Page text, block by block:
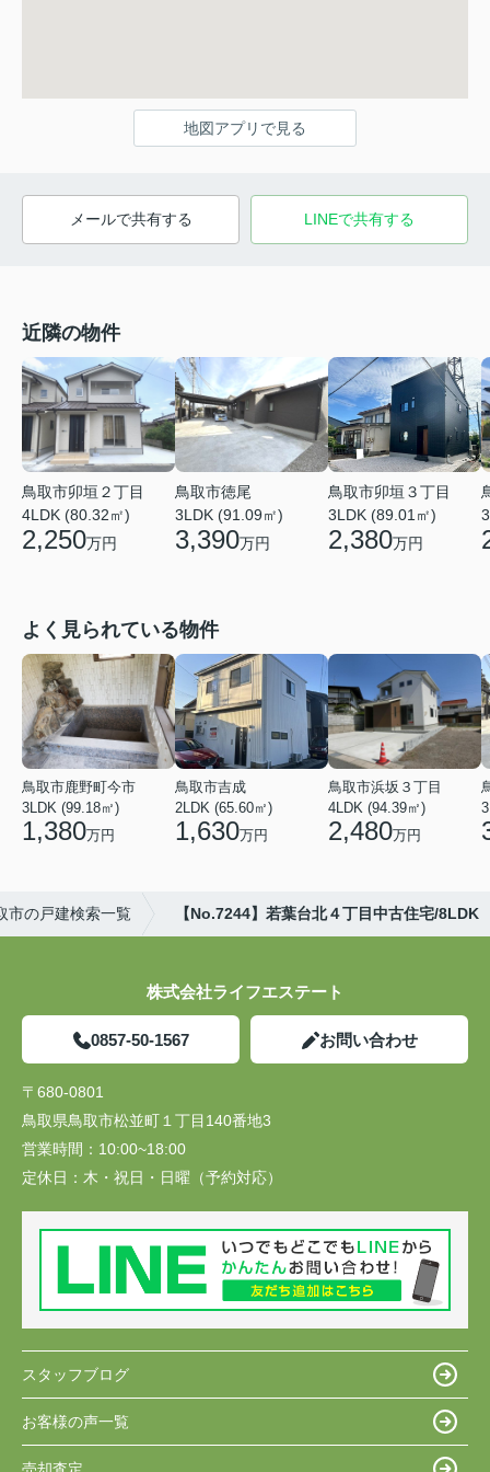
地図アプリで見る
メールで共有する LINEで共有する
近隣の物件
鳥取市卯垣２丁目
4LDK (80.32㎡)
2,250万円
鳥取市徳尾
3LDK (91.09㎡)
3,390万円
鳥取市卯垣３丁目
3LDK (89.01㎡)
2,380万円
よく見られている物件
鳥取市鹿野町今市
3LDK (99.18㎡)
1,380万円
鳥取市吉成
2LDK (65.60㎡)
1,630万円
鳥取市浜坂３丁目
4LDK (94.39㎡)
2,480万円
市の戸建検索一覧 【No.7244】若葉台北４丁目中古住宅/8LDK
株式会社ライフエステート
0857-50-1567 お問い合わせ
〒680-0801
鳥取県鳥取市松並町１丁目140番地3
営業時間： 10:00~18:00
定休日： 木・祝日・日曜（予約対応）
スタッフブログ
お客様の声一覧
売却査定